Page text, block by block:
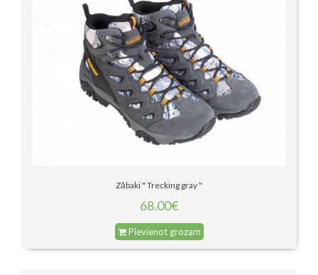
Zābaki " Trecking gray "
68.00€
Pievienot grozam